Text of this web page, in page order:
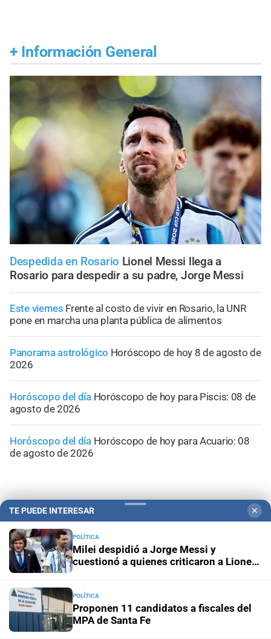
+ Información General
Despedida en Rosario Lionel Messi llega a
Rosario para despedir a su padre, Jorge Messi
Este viernes Frente al costo de vivir en Rosario, la UNR
pone en marcha una planta pública de alimentos
Panorama astrológico Horóscopo de hoy 8 de agosto de
2026
Horóscopo del día Horóscopo de hoy para Piscis: 08 de
agosto de 2026
Horóscopo del día Horóscopo de hoy para Acuario: 08
de agosto de 2026
Campolitoral
TE PUEDE INTERESAR ✕
POLÍTICA
Milei despidió a Jorge Messi y
cuestionó a quienes criticaron a Lionel
POLÍTICA
Proponen 11 candidatos a fiscales del
MPA de Santa Fe